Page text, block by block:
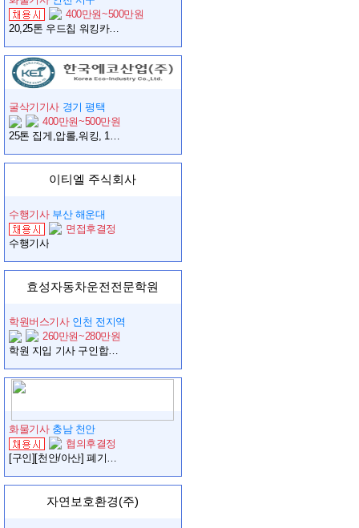
400만원~500만원
20,25톤 우드칩 워킹카 기사님 모집합니다 인천내에서만 이동
굴삭기기사 경기 평택
400만원~500만원
25톤 집게,압롤,워킹, 10W 굴삭기 기사님 모집합니다.
이티엘 주식회사
수행기사 부산 해운대
면접후결정
수행기사
효성자동차운전전문학원
학원버스기사 인천 전지역
260만원~280만원
학원 지입 기사 구인합니다.
화물기사 충남 천안
협의후결정
[구인][천안/아산] 폐기물수집운반업체 25톤 원쓰리 암롤 기사 구인
자연보호환경(주)